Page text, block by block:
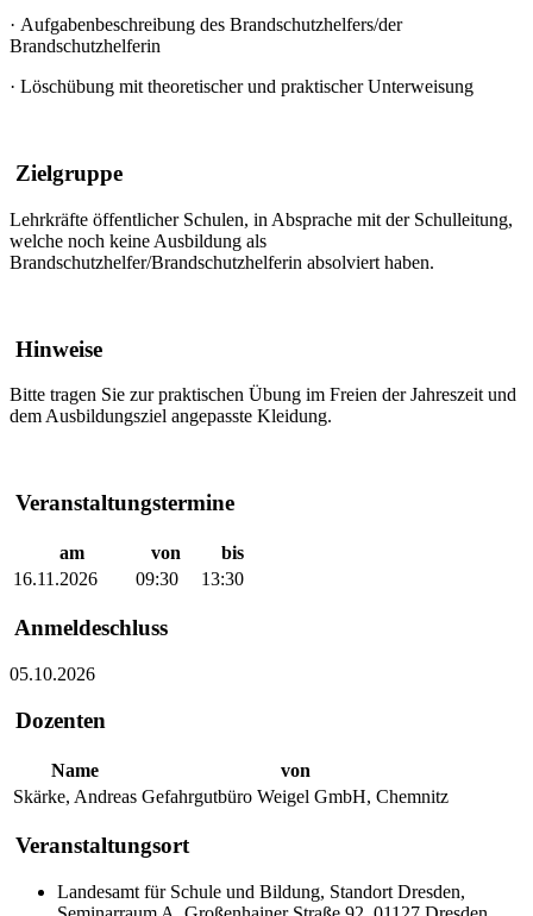
· Aufgabenbeschreibung des Brandschutzhelfers/der
Brandschutzhelferin
· Löschübung mit theoretischer und praktischer Unterweisung
Zielgruppe
Lehrkräfte öffentlicher Schulen, in Absprache mit der Schulleitung,
welche noch keine Ausbildung als
Brandschutzhelfer/Brandschutzhelferin absolviert haben.
Hinweise
Bitte tragen Sie zur praktischen Übung im Freien der Jahreszeit und
dem Ausbildungsziel angepasste Kleidung.
Veranstaltungstermine
am von
bis
16.11.2026
09:30 13:30
Anmeldeschluss
05.10.2026
Dozenten
Name
von
Skärke, Andreas Gefahrgutbüro Weigel GmbH, Chemnitz
Veranstaltungsort
Landesamt für Schule und Bildung, Standort Dresden,